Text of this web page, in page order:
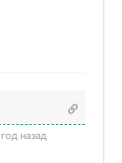
назад